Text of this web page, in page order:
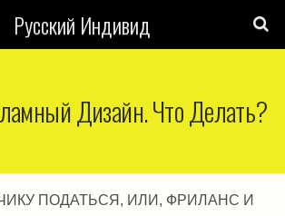
Русский Индивид
Дизайн. Что Делать?
ПОДАТЬСЯ, ИЛИ, ФРИЛАНС И